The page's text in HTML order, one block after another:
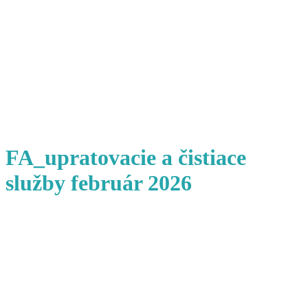
FA_upratovacie a čistiace
služby február 2026